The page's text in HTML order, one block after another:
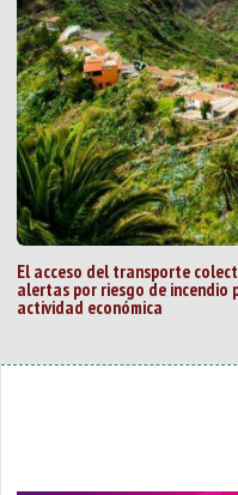
El acceso del transporte
alertas por riesgo de
actividad económica